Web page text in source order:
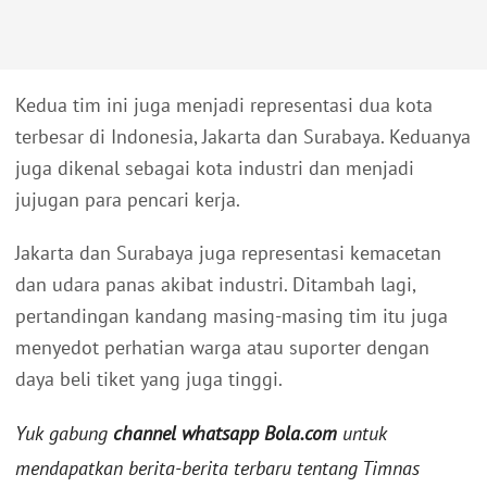
Kedua tim ini juga menjadi representasi dua kota
terbesar di Indonesia, Jakarta dan Surabaya. Keduanya
juga dikenal sebagai kota industri dan menjadi
jujugan para pencari kerja.
Jakarta dan Surabaya juga representasi kemacetan
dan udara panas akibat industri. Ditambah lagi,
pertandingan kandang masing-masing tim itu juga
menyedot perhatian warga atau suporter dengan
daya beli tiket yang juga tinggi.
Yuk gabung channel whatsapp Bola.com untuk
mendapatkan berita-berita terbaru tentang Timnas